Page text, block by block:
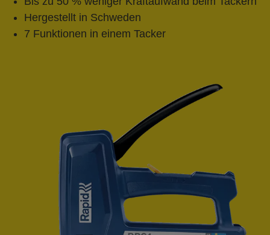
Hergestellt in Schweden
7 Funktionen in einem Tacker